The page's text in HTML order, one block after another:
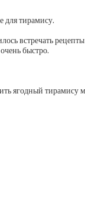
для тирамису.
встречать
быстро.
ягодный